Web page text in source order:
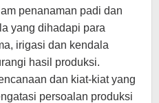
penanaman padi dan
yang dihadapi para
irigasi dan kendala
hasil produksi.
dan kiat-kiat yang
persoalan produksi